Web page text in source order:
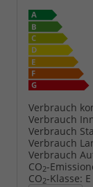
Verbrauch
Verbrauch
Verbrauch
Verbrauch
Verbrauch
CO2-
CO2-Klasse: E